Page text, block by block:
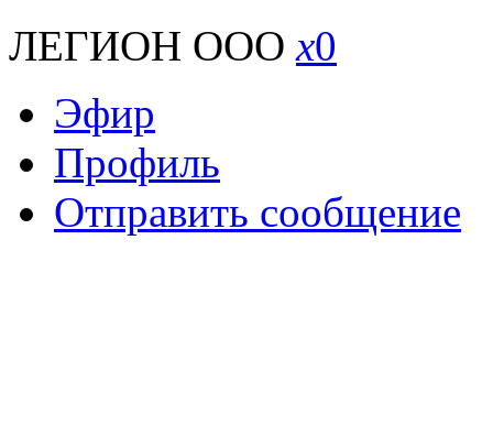
ЛЕГИОН ОООx0
Эфир
Профиль
Отправить сообщение